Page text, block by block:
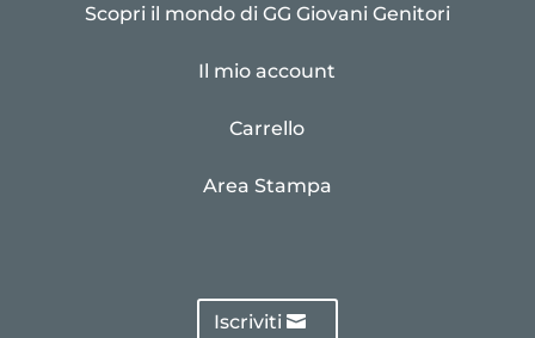
Scopri il mondo di GG Giovani Genitori
Il mio account
Carrello
Area Stampa
Iscriviti